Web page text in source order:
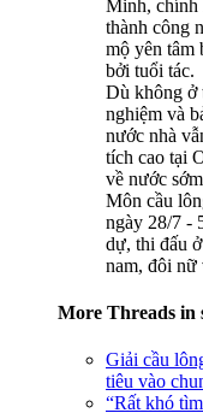
Minh, chính
thành công
mộ yên tâm
bởi tuổi tác.
Dù không ở
nghiệm và
nước nhà
tích cao tại
về nước
Môn cầu
ngày 28/7 -
dự, thi đấu
nam, đôi nữ
More Threads in
Giải cầu
tiêu vào
“Rất khó